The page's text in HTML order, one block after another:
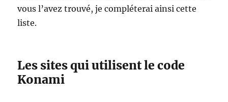
vous l’avez trouvé, je compléterai ainsi cette
liste.
Les sites qui utilisent le code
Konami